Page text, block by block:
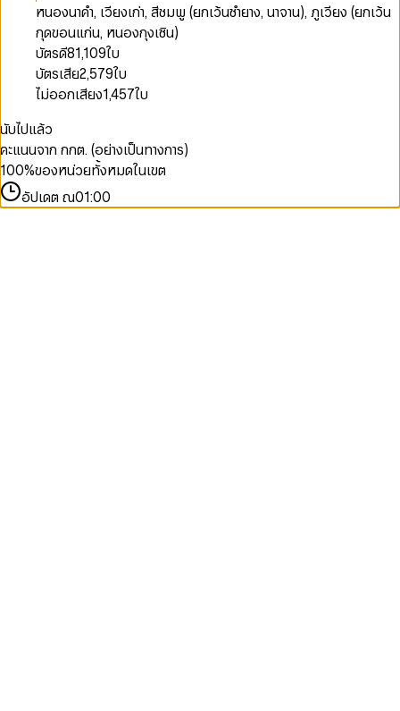
หนองนาคำ, เวียงเก่า, สีชมพู (ยกเว้นซำยาง, นาจาน), ภูเวียง (ยกเว้น
กุดขอนแก่น, หนองกุงเซิน)
บัตรดี81,109ใบ
บัตรเสีย2,579ใบ
ไม่ออกเสียง1,457ใบ
นับไปแล้ว
คะแนนจาก กกต. (อย่างเป็นทางการ)
100%ของหน่วยทั้งหมดในเขต
อัปเดต ณ01:00